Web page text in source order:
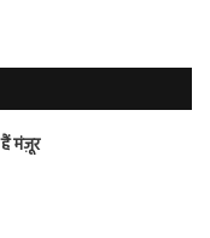
मंज़ूर